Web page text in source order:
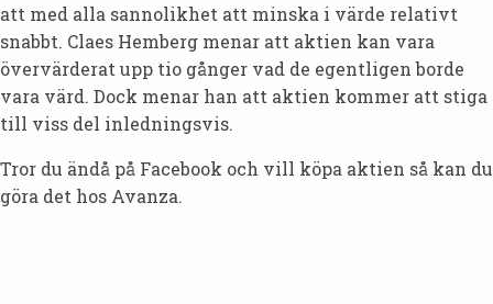
att med alla sannolikhet att minska i värde relativt
snabbt. Claes Hemberg menar att aktien kan vara
övervärderat upp tio gånger vad de egentligen borde
vara värd. Dock menar han att aktien kommer att stiga
till viss del inledningsvis.
Tror du ändå på Facebook och vill köpa aktien så kan du
göra det hos Avanza.